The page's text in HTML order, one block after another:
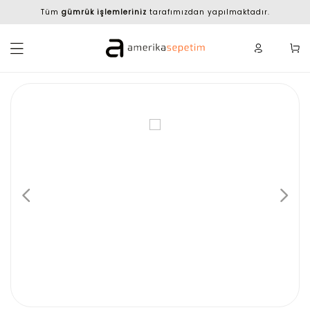
Tüm gümrük işlemleriniz tarafımızdan yapılmaktadır.